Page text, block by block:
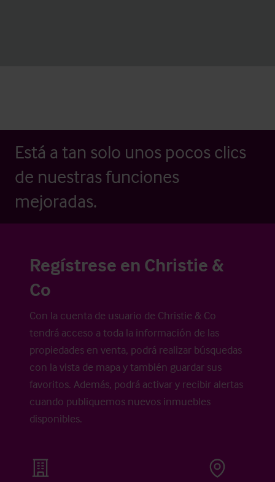
Está a tan solo unos pocos clics
de nuestras funciones
mejoradas.
Regístrese en Christie &
Co
Con la cuenta de usuario de Christie & Co
tendrá acceso a toda la información de las
propiedades en venta, podrá realizar búsquedas
con la vista de mapa y también guardar sus
favoritos. Además, podrá activar y recibir alertas
cuando publiquemos nuevos inmuebles
disponibles.